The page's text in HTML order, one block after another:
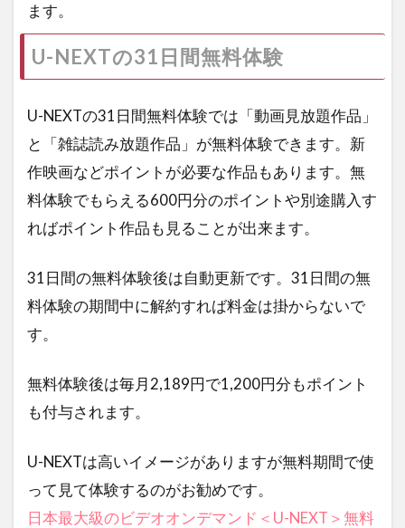
ます。
U-NEXTの31日間無料体験
U-NEXTの31日間無料体験では「動画見放題作品」
と「雑誌読み放題作品」が無料体験できます。新
作映画などポイントが必要な作品もあります。無
料体験でもらえる600円分のポイントや別途購入す
ればポイント作品も見ることが出来ます。
31日間の無料体験後は自動更新です。31日間の無
料体験の期間中に解約すれば料金は掛からないで
す。
無料体験後は毎月2,189円で1,200円分もポイント
も付与されます。
U-NEXTは高いイメージがありますが無料期間で使
って見て体験するのがお勧めです。
日本最大級のビデオオンデマンド＜U-NEXT＞無料